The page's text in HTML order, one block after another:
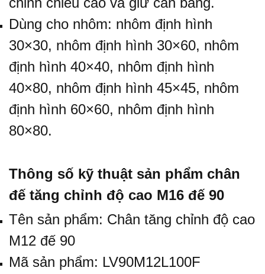
Dùng cho nhôm: nhôm định hình
30×30, nhôm định hình 30×60, nhôm
định hình 40×40, nhôm định hình
40×80, nhôm định hình 45×45, nhôm
định hình 60×60, nhôm định hình
80×80.
Thông số kỹ thuật sản phẩm chân
đế tăng chỉnh độ cao M16 đế 90
Tên sản phẩm: Chân tăng chỉnh độ cao
M12 đế 90
Mã sản phẩm: LV90M12L100F